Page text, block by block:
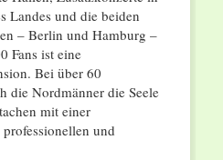
Landes und die beiden
– Berlin und Hamburg –
Fans ist eine
Bei über 60
die Nordmänner die Seele
mit einer
und